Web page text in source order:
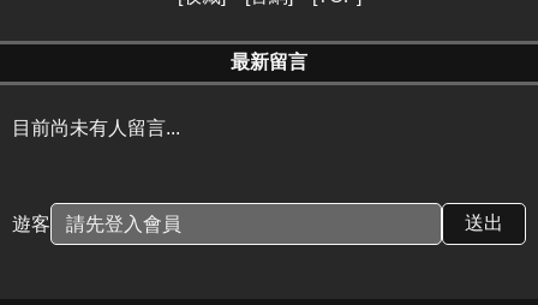
最新留言
目前尚未有人留言...
遊客